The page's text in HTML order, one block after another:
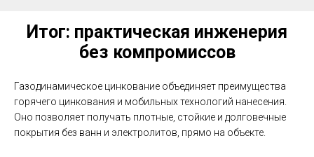
Итог: практическая инженерия
без компромиссов
Газодинамическое цинкование объединяет преимущества
горячего цинкования и мобильных технологий нанесения.
Оно позволяет получать плотные, стойкие и долговечные
покрытия без ванн и электролитов, прямо на объекте.